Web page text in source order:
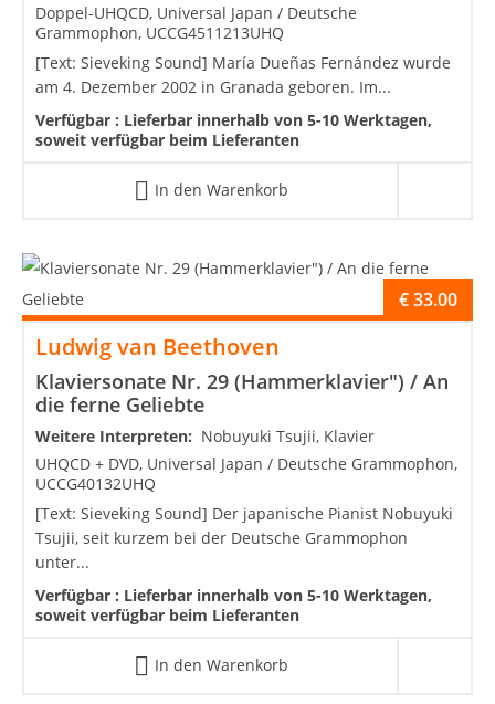
Doppel-UHQCD, Universal Japan / Deutsche
Grammophon, UCCG4511213UHQ
[Text: Sieveking Sound] María Dueñas Fernández wurde
am 4. Dezember 2002 in Granada geboren. Im...
Verfügbar : Lieferbar innerhalb von 5-10 Werktagen,
soweit verfügbar beim Lieferanten
In den Warenkorb
Ludwig van Beethoven
Klaviersonate Nr. 29 (Hammerklavier") / An
die ferne Geliebte
€33.00
Weitere Interpreten: Nobuyuki Tsujii, Klavier
UHQCD + DVD, Universal Japan / Deutsche Grammophon,
UCCG40132UHQ
[Text: Sieveking Sound] Der japanische Pianist Nobuyuki
Tsujii, seit kurzem bei der Deutsche Grammophon
unter...
Verfügbar : Lieferbar innerhalb von 5-10 Werktagen,
soweit verfügbar beim Lieferanten
In den Warenkorb